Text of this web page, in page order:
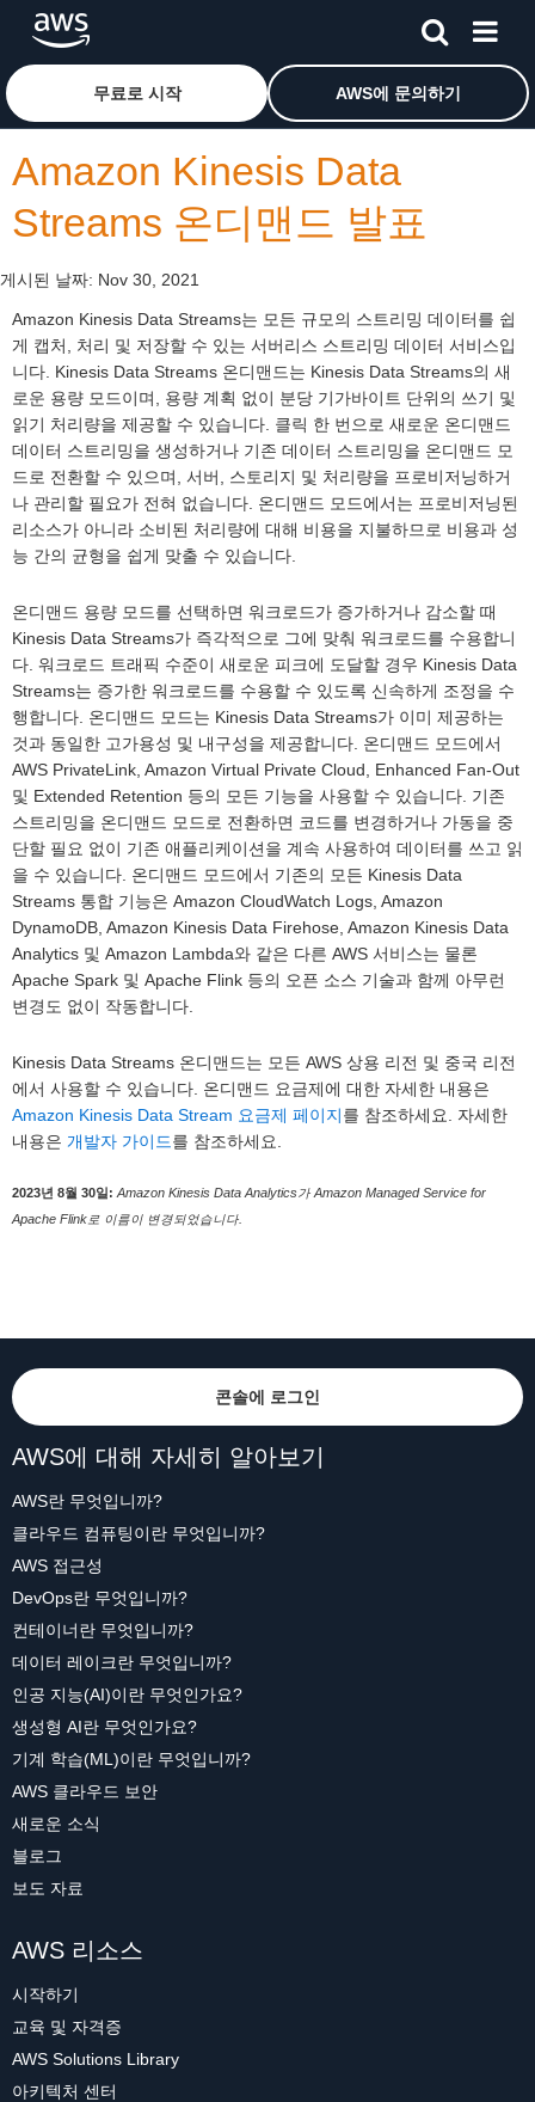
메인 콘텐츠로 건너뛰기Amazon Web Services 홈 페이지로 돌아가려면 여기를 클
무료로 시작 AWS에 문의하기
Amazon Kinesis Data
Streams 온디맨드 발표
게시된 날짜: Nov 30, 2021
Amazon Kinesis Data Streams는 모든 규모의 스트리밍 데이터를 쉽
게 캡처, 처리 및 저장할 수 있는 서버리스 스트리밍 데이터 서비스입
니다. Kinesis Data Streams 온디맨드는 Kinesis Data Streams의 새
로운 용량 모드이며, 용량 계획 없이 분당 기가바이트 단위의 쓰기 및
읽기 처리량을 제공할 수 있습니다. 클릭 한 번으로 새로운 온디맨드
데이터 스트리밍을 생성하거나 기존 데이터 스트리밍을 온디맨드 모
드로 전환할 수 있으며, 서버, 스토리지 및 처리량을 프로비저닝하거
나 관리할 필요가 전혀 없습니다. 온디맨드 모드에서는 프로비저닝된
리소스가 아니라 소비된 처리량에 대해 비용을 지불하므로 비용과 성
능 간의 균형을 쉽게 맞출 수 있습니다.
온디맨드 용량 모드를 선택하면 워크로드가 증가하거나 감소할 때
Kinesis Data Streams가 즉각적으로 그에 맞춰 워크로드를 수용합니
다. 워크로드 트래픽 수준이 새로운 피크에 도달할 경우 Kinesis Data
Streams는 증가한 워크로드를 수용할 수 있도록 신속하게 조정을 수
행합니다. 온디맨드 모드는 Kinesis Data Streams가 이미 제공하는
것과 동일한 고가용성 및 내구성을 제공합니다. 온디맨드 모드에서
AWS PrivateLink, Amazon Virtual Private Cloud, Enhanced Fan-Out
및 Extended Retention 등의 모든 기능을 사용할 수 있습니다. 기존
스트리밍을 온디맨드 모드로 전환하면 코드를 변경하거나 가동을 중
단할 필요 없이 기존 애플리케이션을 계속 사용하여 데이터를 쓰고 읽
을 수 있습니다. 온디맨드 모드에서 기존의 모든 Kinesis Data
Streams 통합 기능은 Amazon CloudWatch Logs, Amazon
DynamoDB, Amazon Kinesis Data Firehose, Amazon Kinesis Data
Analytics 및 Amazon Lambda와 같은 다른 AWS 서비스는 물론
Apache Spark 및 Apache Flink 등의 오픈 소스 기술과 함께 아무런
변경도 없이 작동합니다.
Kinesis Data Streams 온디맨드는 모든 AWS 상용 리전 및 중국 리전
에서 사용할 수 있습니다. 온디맨드 요금제에 대한 자세한 내용은
Amazon Kinesis Data Stream 요금제 페이지를 참조하세요. 자세한
내용은 개발자 가이드를 참조하세요.
2023년 8월 30일: Amazon Kinesis Data Analytics가 Amazon Managed Service for
Apache Flink로 이름이 변경되었습니다.
콘솔에 로그인
AWS에 대해 자세히 알아보기
AWS란 무엇입니까?
클라우드 컴퓨팅이란 무엇입니까?
AWS 접근성
DevOps란 무엇입니까?
컨테이너란 무엇입니까?
데이터 레이크란 무엇입니까?
인공 지능(AI)이란 무엇인가요?
생성형 AI란 무엇인가요?
기계 학습(ML)이란 무엇입니까?
AWS 클라우드 보안
새로운 소식
블로그
보도 자료
AWS 리소스
시작하기
교육 및 자격증
AWS Solutions Library
아키텍처 센터